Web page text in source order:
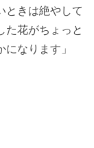
ときは絶やして
た花がちょっと
なります」